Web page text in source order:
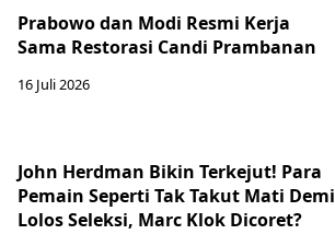
Prabowo dan Modi Resmi Kerja
Sama Restorasi Candi Prambanan
16 Juli 2026
John Herdman Bikin Terkejut! Para
Pemain Seperti Tak Takut Mati Demi
Lolos Seleksi, Marc Klok Dicoret?